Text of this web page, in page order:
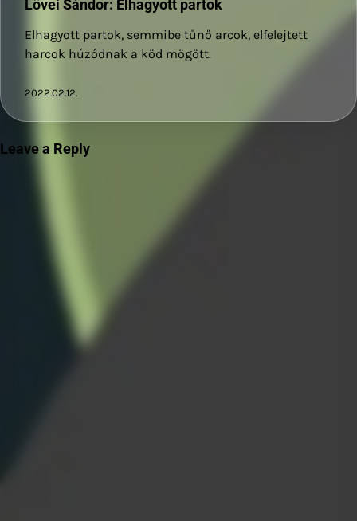
Lövei Sándor: Elhagyott partok
Elhagyott partok, semmibe tűnő arcok, elfelejtett
harcok húzódnak a köd mögött.
2022.02.12.
Leave a Reply